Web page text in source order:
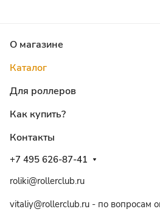
О магазине
Каталог
Для роллеров
Как купить?
Контакты
+7 495 626-87-41
roliki@rollerclub.ru
vitaliy@rollerclub.ru - по вопросам